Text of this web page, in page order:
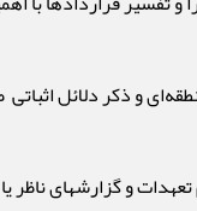
و ذکر دلائل
تعهدات و گزارشهای